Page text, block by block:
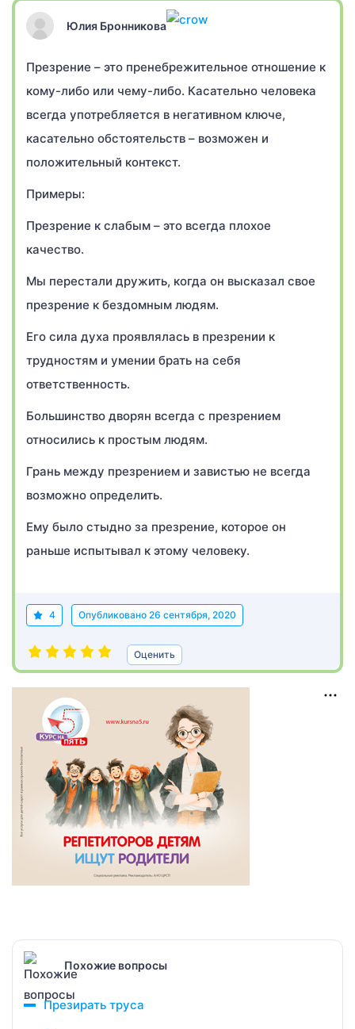
Юлия Бронникова
Презрение – это пренебрежительное отношение к
кому-либо или чему-либо. Касательно человека
всегда употребляется в негативном ключе,
касательно обстоятельств – возможен и
положительный контекст.
Примеры:
Презрение к слабым – это всегда плохое
качество.
Мы перестали дружить, когда он высказал свое
презрение к бездомным людям.
Его сила духа проявлялась в презрении к
трудностям и умении брать на себя
ответственность.
Большинство дворян всегда с презрением
относились к простым людям.
Грань между презрением и завистью не всегда
возможно определить.
Ему было стыдно за презрение, которое он
раньше испытывал к этому человеку.
4 Опубликовано 26 сентября, 2020
Оценить
Похожие вопросы
Презирать труса